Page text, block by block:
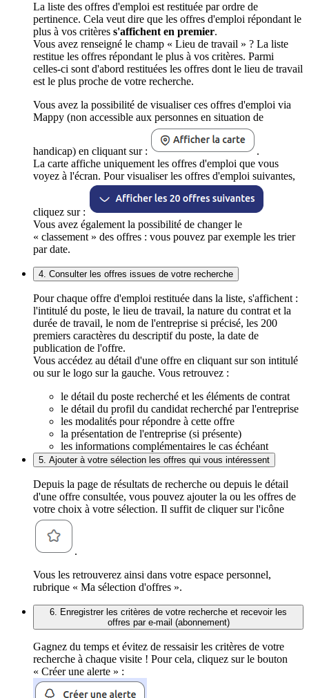
La liste des offres d'emploi est restituée par ordre de
pertinence. Cela veut dire que les offres d'emploi répondant le
plus à vos critères s'affichent en premier.
Vous avez renseigné le champ « Lieu de travail » ? La liste
restitue les offres répondant le plus à vos critères. Parmi
celles-ci sont d'abord restituées les offres dont le lieu de travail
est le plus proche de votre recherche.
Vous avez la possibilité de visualiser ces offres d'emploi via
Mappy (non accessible aux personnes en situation de
handicap) en cliquant sur :
.
La carte affiche uniquement les offres d'emploi que vous
voyez à l'écran. Pour visualiser les offres d'emploi suivantes,
cliquez sur :
Vous avez également la possibilité de changer le
« classement » des offres : vous pouvez par exemple les trier
par date.
4. Consulter les offres issues de votre recherche
Pour chaque offre d'emploi restituée dans la liste, s'affichent :
l'intitulé du poste, le lieu de travail, la nature du contrat et la
durée de travail, le nom de l'entreprise si précisé, les 200
premiers caractères du descriptif du poste, la date de
publication de l'offre.
Vous accédez au détail d'une offre en cliquant sur son intitulé
ou sur le logo sur la gauche. Vous retrouvez :
le détail du poste recherché et les éléments de contrat
le détail du profil du candidat recherché par l'entreprise
les modalités pour répondre à cette offre
la présentation de l'entreprise (si présente)
les informations complémentaires le cas échéant
5. Ajouter à votre sélection les offres qui vous intéressent
Depuis la page de résultats de recherche ou depuis le détail
d'une offre consultée, vous pouvez ajouter la ou les offres de
votre choix à votre sélection. Il suffit de cliquer sur l'icône
.
Vous les retrouverez ainsi dans votre espace personnel,
rubrique « Ma sélection d'offres ».
6. Enregistrer les critères de votre recherche et recevoir les
offres par e-mail (abonnement)
Gagnez du temps et évitez de ressaisir les critères de votre
recherche à chaque visite ! Pour cela, cliquez sur le bouton
« Créer une alerte » :